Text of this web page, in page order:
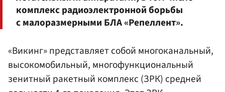
комплекс радиоэлектронной борьбы
с малоразмерными БЛА «Репеллент».
«Викинг» представляет собой многоканальный,
высокомобильный, многофункциональный
зенитный ракетный комплекс (ЗРК) средней